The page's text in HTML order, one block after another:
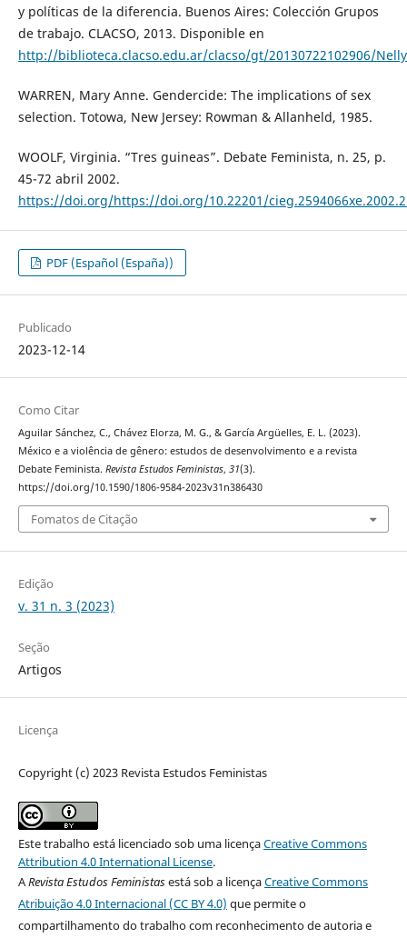
y políticas de la diferencia. Buenos Aires: Colección Grupos
de trabajo. CLACSO, 2013. Disponible en
http://biblioteca.clacso.edu.ar/clacso/gt/20130722102906/
WARREN, Mary Anne. Gendercide: The implications of sex
selection. Totowa, New Jersey: Rowman & Allanheld, 1985.
WOOLF, Virginia. “Tres guineas”. Debate Feminista, n. 25, p.
45-72 abril 2002.
https://doi.org/https://doi.org/10.22201/
PDF (Español (España))
Publicado
2023-12-14
Como Citar
Aguilar Sánchez, C., Chávez Elorza, M. G., & García Argüelles, E. L. (2023).
México e a violência de gênero: estudos de desenvolvimento e a revista
Debate Feminista. Revista Estudos Feministas, 31(3).
https://doi.org/10.1590/1806-9584-2023v31n386430
Fomatos de Citação
Edição
v. 31 n. 3 (2023)
Seção
Artigos
Licença
Copyright (c) 2023 Revista Estudos Feministas
Este trabalho está licenciado sob uma licençaCreative Commons
Attribution 4.0 International License.
ARevista Estudos Feministasestá sob a licençaCreative Commons
Atribuição 4.0 Internacional (CC BY 4.0) que permite o
compartilhamento do trabalho com reconhecimento de autoria e